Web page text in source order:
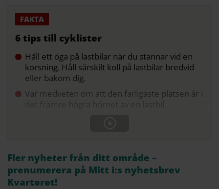
6 tips till cyklister
Håll ett öga på lastbilar när du stannar vid en
korsning. Håll särskilt koll på lastbilar bredvid
eller bakom dig.
Var medveten om att den farligaste platsen är i
det främre högra hörnet av en lastbil.
Fler nyheter från ditt område –
prenumerera på Mitt i:s nyhetsbrev
Kvarteret!